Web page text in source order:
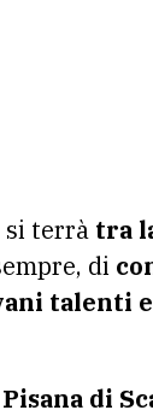
si terrà tra
di
talenti
Pisana di